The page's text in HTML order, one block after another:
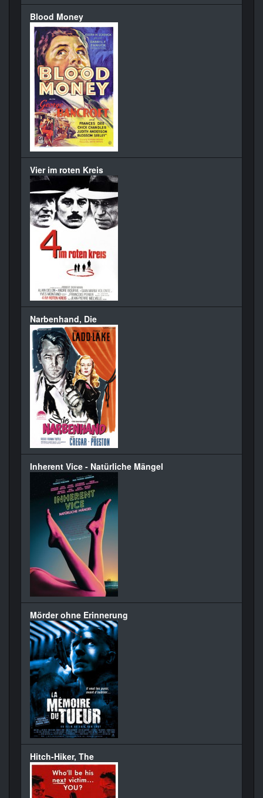
Blood Money
Vier im roten Kreis
Narbenhand, Die
Inherent Vice - Natürliche Mängel
Mörder ohne Erinnerung
Hitch-Hiker, The